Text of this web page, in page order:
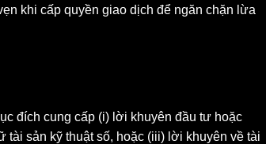
khi cấp quyền giao dịch để ngăn chặn lừa
đích cung cấp (i) lời khuyên đầu tư hoặc
tài sản kỹ thuật số, hoặc (iii) lời khuyên về tài